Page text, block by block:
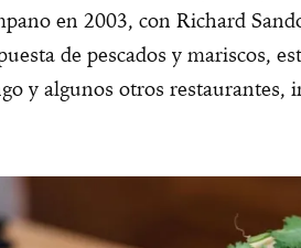
en 2003, con Richard
de pescados y mariscos,
y algunos otros restaurantes,